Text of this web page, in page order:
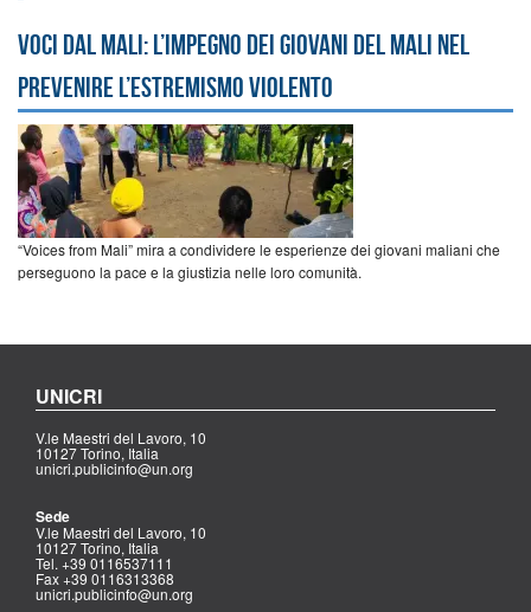
Voci dal Mali: l’impegno dei giovani del Mali nel
prevenire l’estremismo violento
“Voices from Mali” mira a condividere le esperienze dei giovani maliani che
perseguono la pace e la giustizia nelle loro comunità.
UNICRI
V.le Maestri del Lavoro, 10
10127 Torino, Italia
unicri.publicinfo@un.org
Sede
V.le Maestri del Lavoro, 10
10127 Torino, Italia
Tel. +39 0116537111
Fax +39 0116313368
unicri.publicinfo@un.org